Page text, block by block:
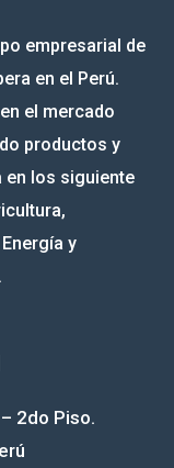
empresarial de
en el Perú.
el mercado
productos y
en los siguiente
y
2do Piso.